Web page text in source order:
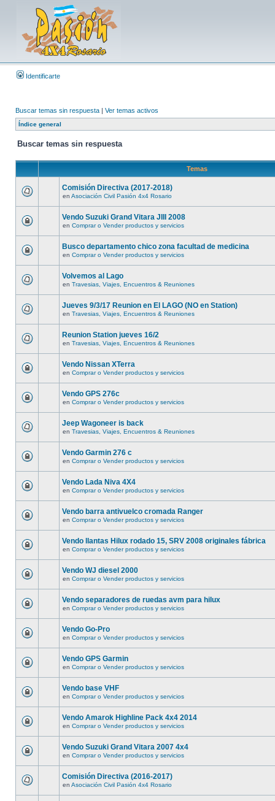
Identificarte
Buscar temas sin respuesta | Ver temas activos
Índice general
Buscar temas sin respuesta
Temas
Comisión Directiva (2017-2018)
en Asociación Civil Pasión 4x4 Rosario
Vendo Suzuki Grand Vitara JIII 2008
en Comprar o Vender productos y servicios
Busco departamento chico zona facultad de medicina
en Comprar o Vender productos y servicios
Volvemos al Lago
en Travesias, Viajes, Encuentros & Reuniones
Jueves 9/3/17 Reunion en El LAGO (NO en Station)
en Travesias, Viajes, Encuentros & Reuniones
Reunion Station jueves 16/2
en Travesias, Viajes, Encuentros & Reuniones
Vendo Nissan XTerra
en Comprar o Vender productos y servicios
Vendo GPS 276c
en Comprar o Vender productos y servicios
Jeep Wagoneer is back
en Travesias, Viajes, Encuentros & Reuniones
Vendo Garmin 276 c
en Comprar o Vender productos y servicios
Vendo Lada Niva 4X4
en Comprar o Vender productos y servicios
Vendo barra antivuelco cromada Ranger
en Comprar o Vender productos y servicios
Vendo llantas Hilux rodado 15, SRV 2008 originales fábrica
en Comprar o Vender productos y servicios
Vendo WJ diesel 2000
en Comprar o Vender productos y servicios
Vendo separadores de ruedas avm para hilux
en Comprar o Vender productos y servicios
Vendo Go-Pro
en Comprar o Vender productos y servicios
Vendo GPS Garmin
en Comprar o Vender productos y servicios
Vendo base VHF
en Comprar o Vender productos y servicios
Vendo Amarok Highline Pack 4x4 2014
en Comprar o Vender productos y servicios
Vendo Suzuki Grand Vitara 2007 4x4
en Comprar o Vender productos y servicios
Comisión Directiva (2016-2017)
en Asociación Civil Pasión 4x4 Rosario